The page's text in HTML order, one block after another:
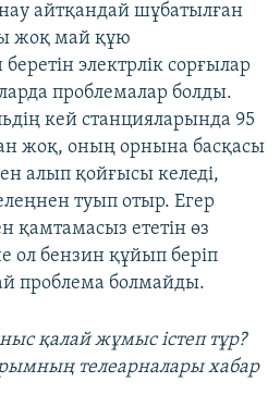
айтқандай шұбатылған
жоқ май құю
электрлік сорғылар
проблемалар болды.
кей станцияларында 95
жоқ, оның орнына басқасы
алып қойғысы келеді,
туып отыр. Егер
қамтамасыз ететін өз
ол бензин құйып беріп
проблема болмайды.
қалай жұмыс істеп тұр?
телеарналары хабар